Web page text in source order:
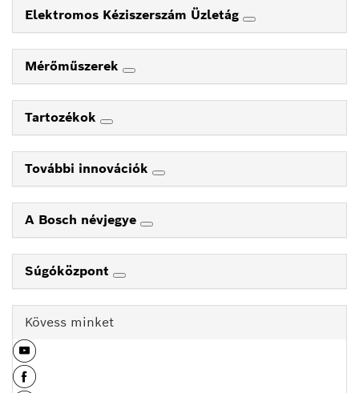
Elektromos Kéziszerszám Üzletág
Mérőműszerek
Tartozékok
További innovációk
A Bosch névjegye
Súgóközpont
Kövess minket